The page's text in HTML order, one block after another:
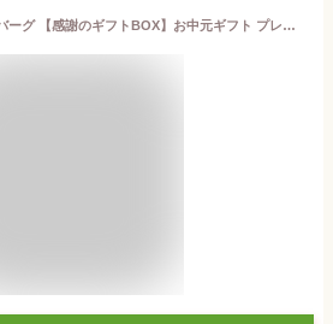
松阪牛 グルメ ハンバーグ 【感謝のギフトBOX】お中元ギフト プレゼント 食べ物 父 30 40 50 60 70 代 高級 ハンバーグ父 内祝い お取り寄せ グルメ 御礼 誕生日 冷凍 人気